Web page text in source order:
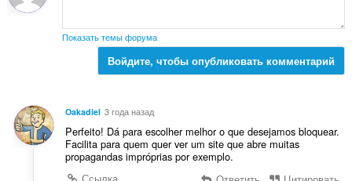
к
:
Показать темы форума
Войдите, чтобы опубликовать комментарий
Oakadiel 3 года назад
Perfeito! Dá para escolher melhor o que desejamos bloquear.
Facilita para quem quer ver um site que abre muitas
propagandas impróprias por exemplo.
Ссылка